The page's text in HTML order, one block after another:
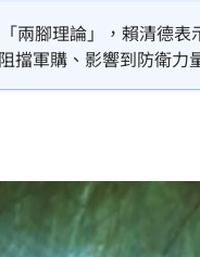
兩腳理論」，賴清德表
擋軍購、影響到防衛力
讓中國砍斷了另外一隻